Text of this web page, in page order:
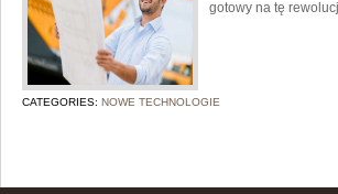
gotowy na tę
CATEGORIES: NOWE TECHNOLOGIE